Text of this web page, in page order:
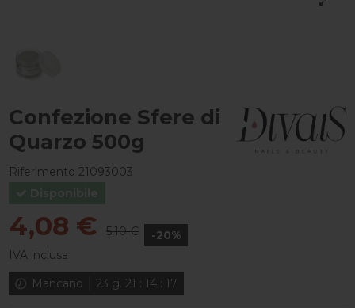
Confezione Sfere di
Quarzo 500g
Riferimento 21093003
4,08 € 5,10 €
-20%
IVA inclusa
Mancano
23 g. 21 : 14: 16